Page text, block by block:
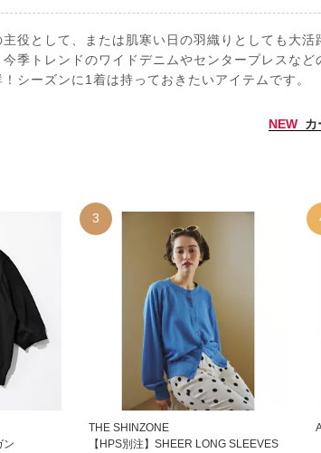
役として、または肌寒い日の羽織りとしても大
季トレンドのワイドデニムやセンタープレスな
シーズンに1着は持っておきたいアイテムです。
NEW カ
ン
3
THE SHINZONE
【HPS別注】SHEER LONG SLEEVES